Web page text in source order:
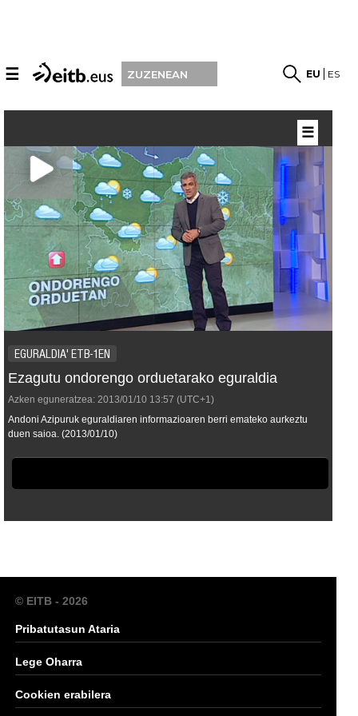
☰ ZUZENEAN EU ES
EGURALDIA' ETB-1EN
Ezagutu ondorengo orduetarako eguraldia
Azken eguneratzea: 2013/01/10 13:57 (UTC+1)
Andoni Azipuruk eguraldiaren informazioaren berri emateko aurkeztu
duen saioa. (2013/01/10)
☰
© EITB - 2026
Pribatutasun Ataria
Lege Oharra
Cookien erabilera